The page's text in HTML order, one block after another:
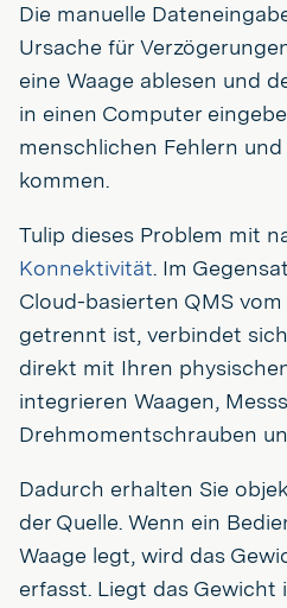
Die manuelle
Ursache für
eine Waage ablesen und
in einen Computer
menschlichen Fehlern
kommen.
Tulip dieses Problem mit
Konnektivität. Im
Cloud-basierten QMS
getrennt ist, verbindet
direkt mit Ihren
integrieren Waagen,
Drehmomentschrauben
Dadurch erhalten Sie
der Quelle. Wenn ein
Waage legt, wird das
erfasst. Liegt das Gewicht